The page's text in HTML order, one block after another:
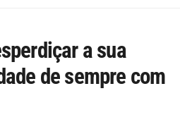
a sua
de sempre com